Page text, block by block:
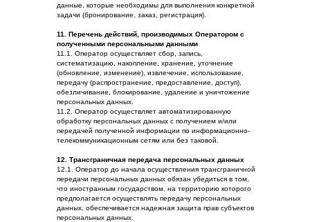
данные, которые необходимы для выполнения конкретной
задачи (бронирование, заказ, регистрация).
11. Перечень действий, производимых Оператором с
полученными персональными данными
11.1. Оператор осуществляет сбор, запись,
систематизацию, накопление, хранение, уточнение
(обновление, изменение), извлечение, использование,
передачу (распространение, предоставление, доступ),
обезличивание, блокирование, удаление и уничтожение
персональных данных.
11.2. Оператор осуществляет автоматизированную
обработку персональных данных с получением и/или
передачей полученной информации по информационно-
телекоммуникационным сетям или без таковой.
12. Трансграничная передача персональных данных
12.1. Оператор до начала осуществления трансграничной
передачи персональных данных обязан убедиться в том,
что иностранным государством, на территорию которого
предполагается осуществлять передачу персональных
данных, обеспечивается надежная защита прав субъектов
персональных данных.